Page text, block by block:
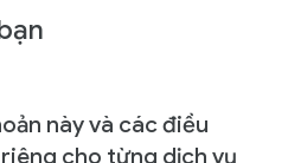
này và các điều
cho từng dịch vụ